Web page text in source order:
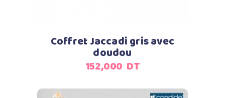
Coffret Jaccadi gris avec
doudou
152,000 DT